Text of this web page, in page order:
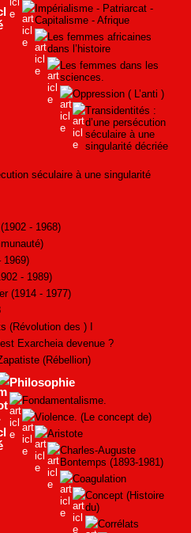
Impérialisme - Patriarcat -
Capitalisme - Afrique
Les femmes africaines
dans l’histoire
Les femmes dans les
sciences.
Oppression ( L’anti )
Transidentités :
d’une persécution
séculaire à une
singularité décriée
séculaire à une singularité
- 1968)
1969)
- 1989)
(1914 - 1977)
(Révolution des ) I
Exarcheia devenue ?
(Rébellion)
Philosophie
Fondamentalisme.
Violence. (Le concept de)
Aristote
Charles-Auguste
Bontemps (1893-1981)
Coagulation
Concept (Histoire
du)
Corrélats